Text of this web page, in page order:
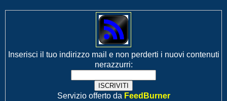
Inserisci il tuo indirizzo mail e non perderti i nuovi contenuti
nerazzurri:
Servizio offerto da FeedBurner